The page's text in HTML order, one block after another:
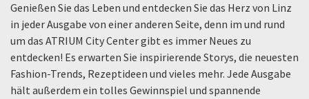
Genießen Sie das Leben und entdecken Sie das Herz von Linz
in jeder Ausgabe von einer anderen Seite, denn im und rund
um das ATRIUM City Center gibt es immer Neues zu
entdecken! Es erwarten Sie inspirierende Storys, die neuesten
Fashion-Trends, Rezeptideen und vieles mehr. Jede Ausgabe
hält außerdem ein tolles Gewinnspiel und spannende